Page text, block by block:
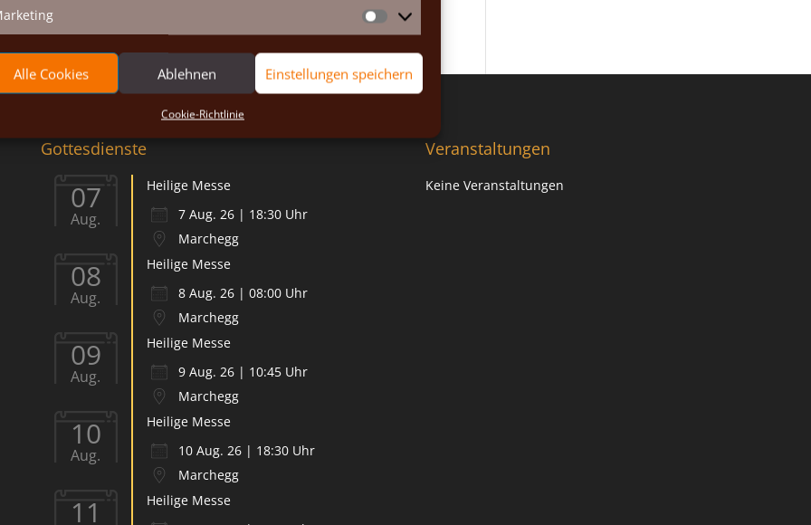
Marketing
Alle Cookies Ablehnen Einstellungen speichern
Cookie-Richtlinie
Gottesdienste
07
Aug.
Heilige Messe
7 Aug. 26 | 18:30 Uhr
Marchegg
08
Aug.
Heilige Messe
8 Aug. 26 | 08:00 Uhr
Marchegg
09
Aug.
Heilige Messe
9 Aug. 26 | 10:45 Uhr
Marchegg
10
Aug.
Heilige Messe
10 Aug. 26 | 18:30 Uhr
Marchegg
11
Heilige Messe
Veranstaltungen
Keine Veranstaltungen